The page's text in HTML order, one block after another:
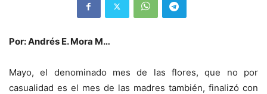
Por: Andrés E. Mora M…
Mayo, el denominado mes de las flores, que no por
casualidad es el mes de las madres también, finalizó con